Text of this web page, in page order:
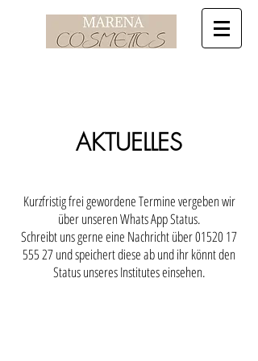
AKTUELLES
Kurzfristig frei gewordene Termine vergeben wir
über unseren Whats App Status.
Schreibt uns gerne eine Nachricht über01520 17
555 27und speichert diese ab und ihr könnt den
Status unseres Institutes einsehen.